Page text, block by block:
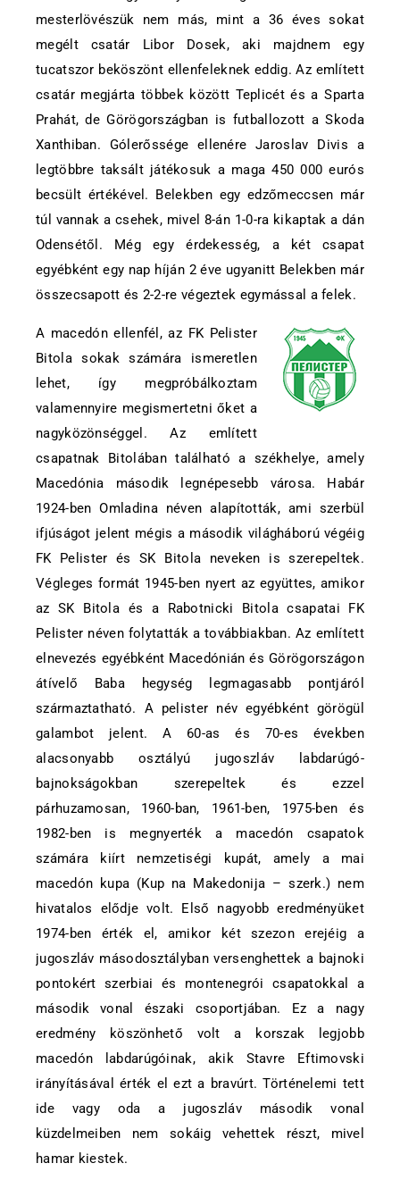
mesterlövészük nem más, mint a 36 éves sokat
megélt csatár Libor Dosek, aki majdnem egy
tucatszor beköszönt ellenfeleknek eddig. Az említett
csatár megjárta többek között Teplicét és a Sparta
Prahát, de Görögországban is futballozott a Skoda
Xanthiban. Gólerőssége ellenére Jaroslav Divis a
legtöbbre taksált játékosuk a maga 450 000 eurós
becsült értékével. Belekben egy edzőmeccsen már
túl vannak a csehek, mivel 8-án 1-0-ra kikaptak a dán
Odensétől. Még egy érdekesség, a két csapat
egyébként egy nap híján 2 éve ugyanitt Belekben már
összecsapott és 2-2-re végeztek egymással a felek.
A macedón ellenfél, az FK Pelister
Bitola sokak számára ismeretlen
lehet, így megpróbálkoztam
valamennyire megismertetni őket a
nagyközönséggel. Az említett
csapatnak Bitolában található a székhelye, amely
Macedónia második legnépesebb városa. Habár
1924-ben Omladina néven alapították, ami szerbül
ifjúságot jelent mégis a második világháború végéig
FK Pelister és SK Bitola neveken is szerepeltek.
Végleges formát 1945-ben nyert az együttes, amikor
az SK Bitola és a Rabotnicki Bitola csapatai FK
Pelister néven folytatták a továbbiakban. Az említett
elnevezés egyébként Macedónián és Görögországon
átívelő Baba hegység legmagasabb pontjáról
származtatható. A pelister név egyébként görögül
galambot jelent. A 60-as és 70-es években
alacsonyabb osztályú jugoszláv labdarúgó-
bajnokságokban szerepeltek és ezzel
párhuzamosan, 1960-ban, 1961-ben, 1975-ben és
1982-ben is megnyerték a macedón csapatok
számára kiírt nemzetiségi kupát, amely a mai
macedón kupa (Kup na Makedonija – szerk.) nem
hivatalos elődje volt. Első nagyobb eredményüket
1974-ben érték el, amikor két szezon erejéig a
jugoszláv másodosztályban versenghettek a bajnoki
pontokért szerbiai és montenegrói csapatokkal a
második vonal északi csoportjában. Ez a nagy
eredmény köszönhető volt a korszak legjobb
macedón labdarúgóinak, akik Stavre Eftimovski
irányításával érték el ezt a bravúrt. Történelemi tett
ide vagy oda a jugoszláv második vonal
küzdelmeiben nem sokáig vehettek részt, mivel
hamar kiestek.